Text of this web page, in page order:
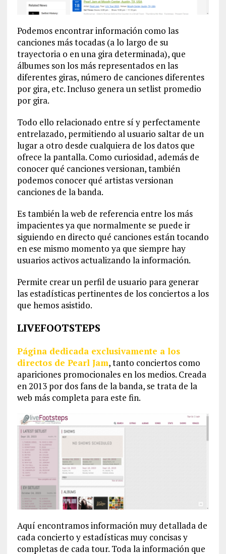
Podemos encontrar información como las
canciones más tocadas (a lo largo de su
trayectoria o en una gira determinada), que
álbumes son los más representados en las
diferentes giras, número de canciones diferentes
por gira, etc. Incluso genera un setlist promedio
por gira.
Todo ello relacionado entre sí y perfectamente
entrelazado, permitiendo al usuario saltar de un
lugar a otro desde cualquiera de los datos que
ofrece la pantalla. Como curiosidad, además de
conocer qué canciones versionan, también
podemos conocer qué artistas versionan
canciones de la banda.
Es también la web de referencia entre los más
impacientes ya que normalmente se puede ir
siguiendo en directo qué canciones están tocando
en ese mismo momento ya que siempre hay
usuarios activos actualizando la información.
Permite crear un perfil de usuario para generar
las estadísticas pertinentes de los conciertos a los
que hemos asistido.
LIVEFOOTSTEPS
Página dedicada exclusivamente a los
directos de Pearl Jam, tanto conciertos como
apariciones promocionales en los medios. Creada
en 2013 por dos fans de la banda, se trata de la
web más completa para este fin.
Aquí encontramos información muy detallada de
cada concierto y estadísticas muy concisas y
completas de cada tour. Toda la información que